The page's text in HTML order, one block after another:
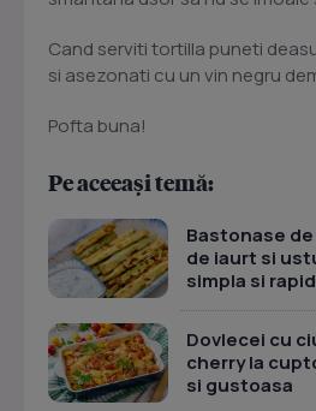
Cand serviti tortilla puneti
si asezonati cu un vin negru
Pofta buna!
Pe aceeași temă:
Bastonase
de iaurt si
simpla si
Dovlecei cu
cherry la
si gustoasa